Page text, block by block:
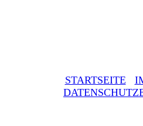
STARTSEITE